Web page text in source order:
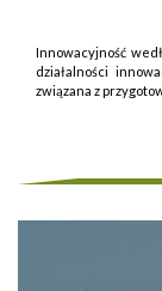
Innowacyjność
działalności
związana z